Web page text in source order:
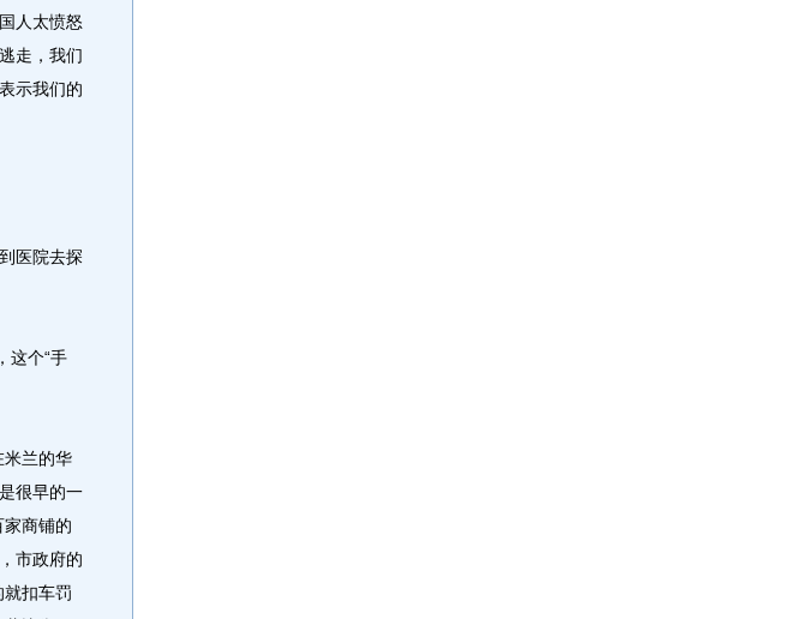
人太愤怒
走，我们
示我们的
医院去探
这个“手
兰的华
很早的一
商铺的
市政府的
扣车罚